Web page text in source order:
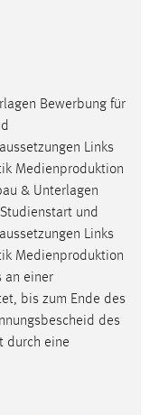
Bewerbung für
Links
Medienproduktion
& Unterlagen
und
Links
Medienproduktion
an einer
bis zum Ende des
des
durch eine
der Website